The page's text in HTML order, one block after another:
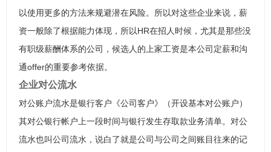
以使用更多的方法来规避潜在风险。所以对这些企业来说，薪
资一般除了根据能力体现，所以HR在招人时候，尤其是那些没
有职级薪酬体系的公司，候选人的上家工资是本公司定薪和沟
通offer的重要参考依据。
企业对公流水
对公账户流水是银行客户《公司客户》（开设基本对公账户）
其对公银行帐户上一段时间与银行发生存取款业务清单。对公
流水也叫公司流水，说白了就是公司与公司之间账目往来的记